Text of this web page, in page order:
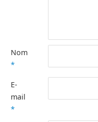
Nom
*
E-
mail
*